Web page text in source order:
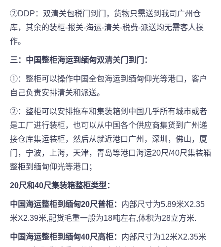
②DDP：双清关包税门到门，货物只需送到我司广州仓
库，其余的装柜-报关-海运-清关-税费-派送均无需客人操
作。
三：中国整柜海运到缅甸双清关门到门：
①：整柜可以操作中国全包海运到缅甸仰光等港口，客户
自己负责安排清关和派送。
②：整柜可以安排拖车和集装箱到中国几乎所有城市或者
是工厂进行装柜，也可以从中国各个供应商集货到广州递
接仓库集运装柜，然后从就近港口广州，深圳，佛山，厦
门，宁波，上海，天津，青岛等港口海运20尺/40尺集装箱
整柜到缅甸仰光等港口；
20尺和40尺集装箱整柜类型：
中国海运整柜到缅甸20尺普柜： 内部尺寸为5.89米X2.35
米X2.39米,配货毛重一般为18吨左右,体积为28立方米.
中国海运整柜到缅甸40尺高柜： 内部尺寸为12米X2.35米